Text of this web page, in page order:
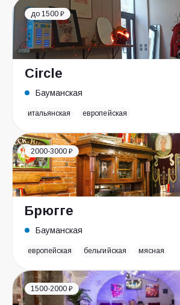
до 1500 ₽
Circle
Бауманская
итальянская европейская
2000-3000 ₽
Брюгге
Бауманская
европейская бельгийская мясная
1500-2000 ₽